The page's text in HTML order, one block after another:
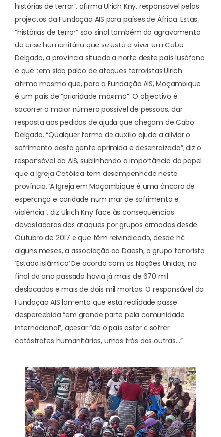
histórias de terror”, afirma Ulrich Kny, responsável pelos
projectos da Fundação AIS para países de África. Estas
“histórias de terror” são sinal também do agravamento
da crise humanitária que se está a viver em Cabo
Delgado, a província situada a norte deste país lusófono
e que tem sido palco de ataques terroristas.Ulrich
afirma mesmo que, para a Fundação AIS,Moçambique
é um país de “prioridade máxima”. O objectivo é
socorrer o maior número possível de pessoas, dar
resposta aos pedidos de ajuda que chegam de Cabo
Delgado. “Qualquer forma de auxílio ajuda a aliviar o
sofrimento desta gente oprimida e desenraizada”, diz o
responsável da AIS, sublinhando a importância do papel
que a Igreja Católica tem desempenhado nesta
província.“A Igreja em Moçambique é uma âncora de
esperança e caridade num mar de sofrimento e
violência”, diz Ulrich Kny face às consequências
devastadoras dos ataques por grupos armados desde
Outubro de 2017 e que têm reivindicado, desde há
alguns meses, a associação ao Daesh, o grupo terrorista
‘Estado Islâmico’.De acordo com as Nações Unidas, no
final do ano passado havia já mais de 670 mil
deslocados e mais de dois mil mortos. O responsável da
Fundação AIS lamenta que esta realidade passe
despercebida “em grande parte pela comunidade
internacional”, apesar “de o país estar a sofrer
catástrofes humanitárias, umas trás das outras…”